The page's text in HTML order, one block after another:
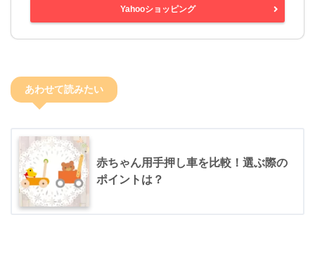
Yahooショッピング
あわせて読みたい
赤ちゃん用手押し車を比較！選ぶ際の
ポイントは？